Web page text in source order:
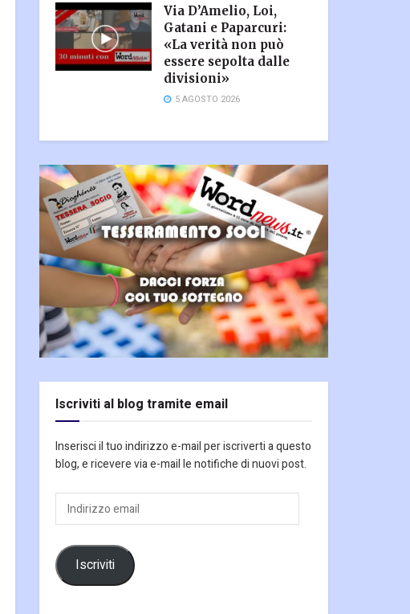
Via D’Amelio, Loi,
Gatani e Paparcuri:
«La verità non può
essere sepolta dalle
divisioni»
5 AGOSTO 2026
Iscriviti al blog tramite email
Inserisci il tuo indirizzo e-mail per iscriverti a questo
blog, e ricevere via e-mail le notifiche di nuovi post.
Indirizzo
email
Iscriviti